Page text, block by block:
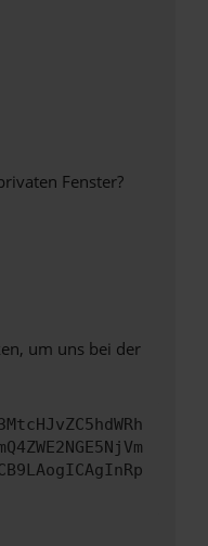
Fenster?
um uns bei der